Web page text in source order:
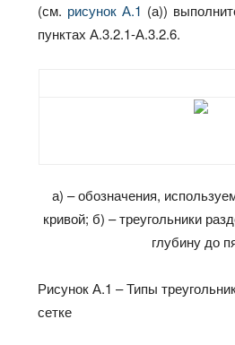
(см. рисунок А.1 (а))
пунктах А.3.2.1-А.3.2.6.
а) – обозначения,
кривой; б) – треугольники
глубину до
Рисунок А.1 – Типы
сетке